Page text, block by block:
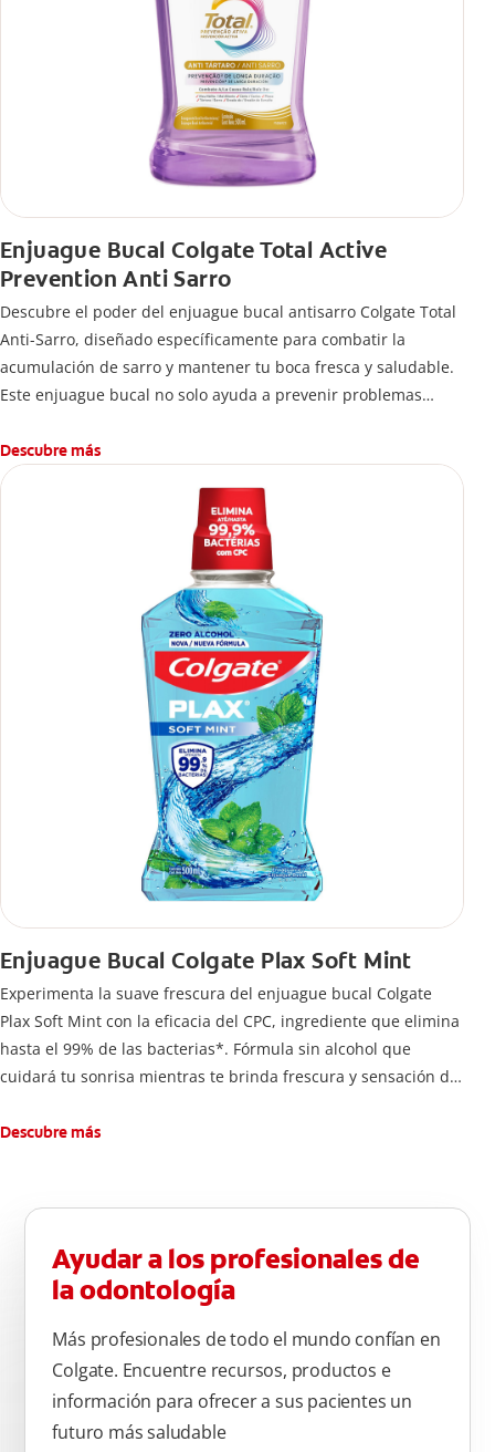
Enjuague Bucal Colgate Total Active
Prevention Anti Sarro
Descubre el poder del enjuague bucal antisarro Colgate Total
Anti-Sarro, diseñado específicamente para combatir la
acumulación de sarro y mantener tu boca fresca y saludable.
Este enjuague bucal no solo ayuda a prevenir problemas
Descubre más
Enjuague Bucal Colgate Plax Soft Mint
Experimenta la suave frescura del enjuague bucal Colgate
Plax Soft Mint con la eficacia del CPC, ingrediente que elimina
hasta el 99% de las bacterias*. Fórmula sin alcohol que
cuidará tu sonrisa mientras te brinda frescura y sensación de
Descubre más
Ayudar a los profesionales de
la odontología
Más profesionales de todo el mundo confían en
Colgate. Encuentre recursos, productos e
información para ofrecer a sus pacientes un
futuro más saludable